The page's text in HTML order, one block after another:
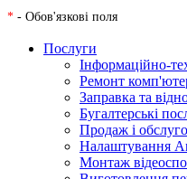
* - Обов'язкові поля
Послуги
Інформаційно-
Ремонт
Заправка та
Бугалтерські
Продаж і
Налаштування
Монтаж